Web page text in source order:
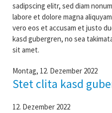
sadipscing elitr, sed diam
labore et dolore magna
vero eos et accusam et justo
kasd gubergren, no sea
sit amet.
Montag, 12. Dezember 2022
Stet clita kasd
12. Dezember 2022